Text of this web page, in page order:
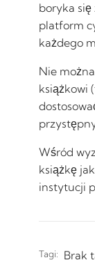
boryka
platform
każdego
Nie
książkowi
Wśród
książkę
instytucji
Tagi: Brak